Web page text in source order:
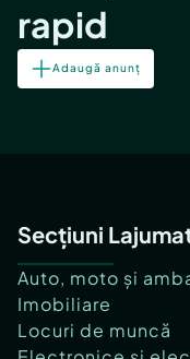
rapid
Adaugă anunț
Secțiuni
Auto, moto și
Imobiliare
Locuri de muncă